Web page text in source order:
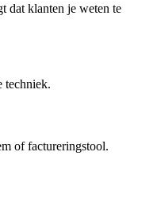
dat klanten je weten te
techniek.
of factureringstool.